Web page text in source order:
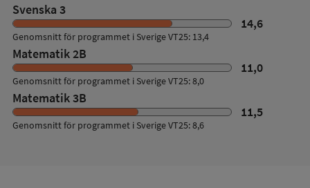
Svenska 3
14,6
Genomsnitt för programmet i Sverige VT25: 13,4
Matematik 2B
11,0
Genomsnitt för programmet i Sverige VT25: 8,0
Matematik 3B
11,5
Genomsnitt för programmet i Sverige VT25: 8,6